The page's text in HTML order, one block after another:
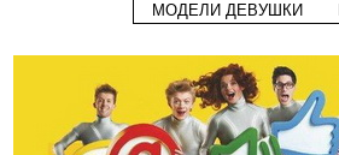
МОДЕЛИ ДЕВУШКИ